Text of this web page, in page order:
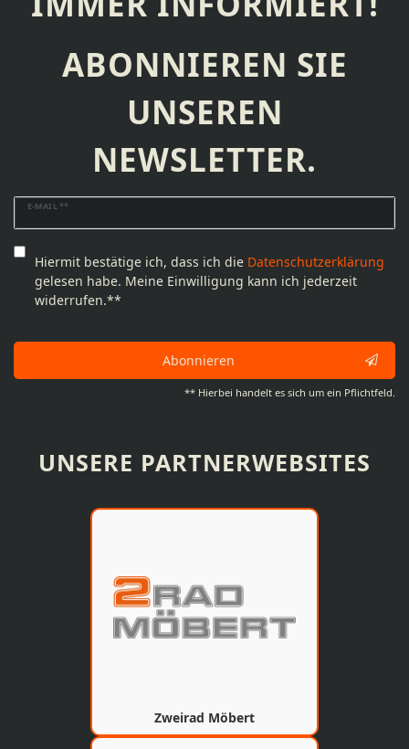
ABONNIEREN SIE
UNSEREN
NEWSLETTER.
E-MAIL **
Newsletter
Honig
Hiermit bestätige ich, dass ich die Daten­schutz­erklärung
gelesen habe. Meine Einwilligung kann ich jederzeit
widerrufen.**
Abonnieren
** Hierbei handelt es sich um ein Pflichtfeld.
UNSERE PARTNERWEBSITES
Zweirad Möbert